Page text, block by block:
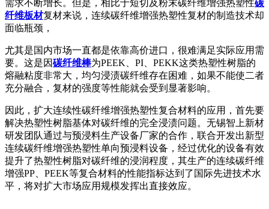
需求不断增长。但是，相比于短切及粉末碳纤维增强热塑性碳
纤维板材复材来说，连续碳纤维增强热塑性复材的制造技术却
面临瓶颈，
尤其是国内市场一直都是依靠高价进口，很难满足实际应用需
要。这是因碳纤维棒为PEEK、PI、PEKK这类热塑性树脂的
熔融粘度非常大，均匀浸渍碳纤维存在困难，如果不能使二者
充分融合，复材的强度等性能就会受到显著影响。
因此，扩大连续性碳纤维增强热塑性复合材料的应用，首先要
解决热塑性树脂基体对碳纤维的完全浸渍问题。无锡智上新材
研发团队通过与预浸料生产设备厂家的合作，联合开发出新型
连续碳纤维增强热塑性单向预浸料设备，经过优化的设备有效
提升了热塑性树脂对碳纤维的浸润程度，其生产的连续碳纤维
增强PP、PEEK等复合材料的性能指标达到了国际先进技术水
平，将对扩大市场应用规模发挥出直接效应。